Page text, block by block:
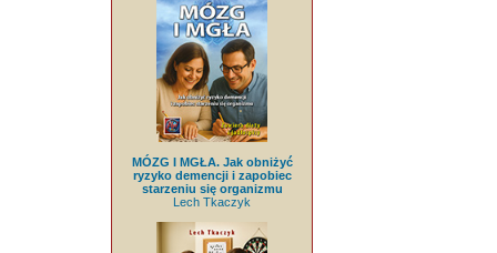
MÓZG I MGŁA. Jak obniżyć
ryzyko demencji i zapobiec
starzeniu się organizmu
Lech Tkaczyk